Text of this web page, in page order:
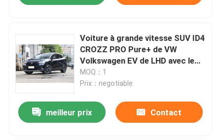
Voiture à grande vitesse SUV ID4
CROZZ PRO Pure+ de VW
Volkswagen EV de LHD avec le
toit ouvrant
MOQ：1
Prix：negotiable
meilleur prix Contact